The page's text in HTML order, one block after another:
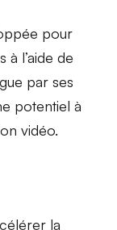
pour
l’aide de
par ses
potentiel à
vidéo.
la